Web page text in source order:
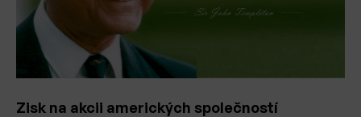
Zisk na akcii amerických společností